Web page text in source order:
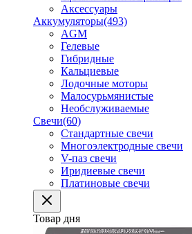
Аксессуары
Аккумуляторы(493)
AGM
Гелевые
Гибридные
Кальциевые
Лодочные моторы
Малосурьмянистые
Необслуживаемые
Свечи(60)
Стандартные свечи
Многоэлектродные свечи
V-паз свечи
Иридиевые свечи
Платиновые свечи
Товар дня